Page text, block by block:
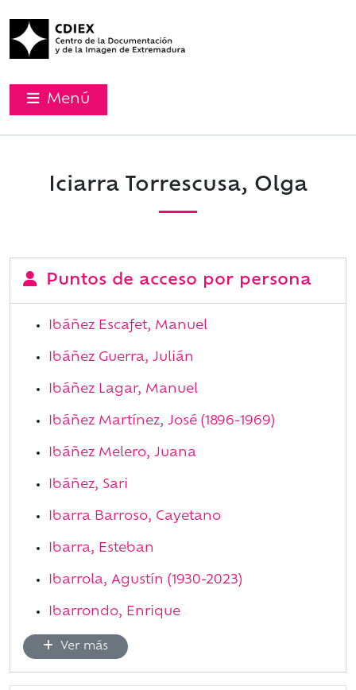
Menú
Iciarra Torrescusa, Olga
Puntos de acceso por persona
Ibáñez Escafet, Manuel
Ibáñez Guerra, Julián
Ibáñez Lagar, Manuel
Ibáñez Martínez, José (1896-1969)
Ibáñez Melero, Juana
Ibáñez, Sari
Ibarra Barroso, Cayetano
Ibarra, Esteban
Ibarrola, Agustín (1930-2023)
Ibarrondo, Enrique
Ver más